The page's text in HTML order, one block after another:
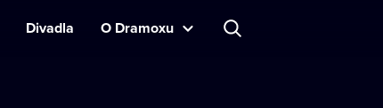
Divadla O Dramoxu